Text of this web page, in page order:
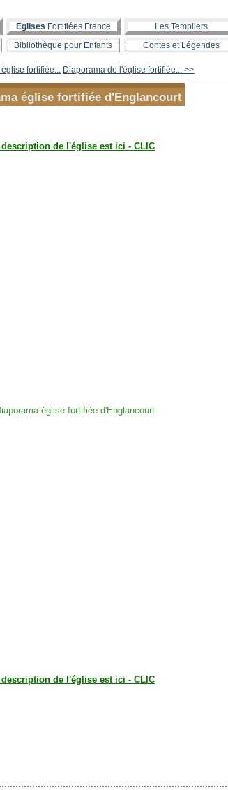
Eglises Fortifiées France Les Templiers
Bibliothèque pour Enfants Contes et Légendes
fortifiée... Diaporama de l'église fortifiée... >>
église fortifiée d'Englancourt
description de l'église est ici - CLIC
description de l'église est ici - CLIC